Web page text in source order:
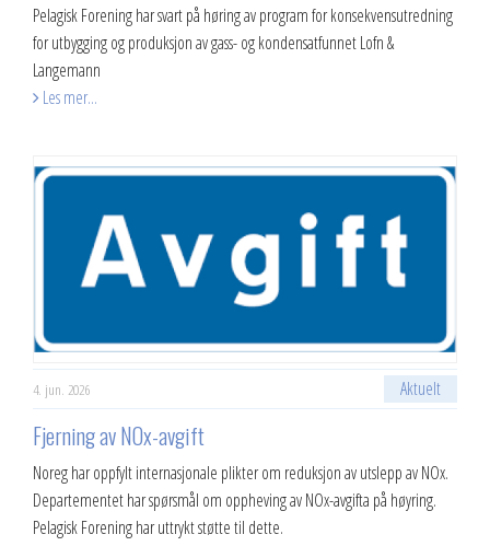
Pelagisk Forening har svart på høring av program for konsekvensutredning
for utbygging og produksjon av gass- og kondensatfunnet Lofn &
Langemann
Les mer...
4. jun. 2026 Aktuelt
Fjerning av NOx-avgift
Noreg har oppfylt internasjonale plikter om reduksjon av utslepp av NOx.
Departementet har spørsmål om oppheving av NOx-avgifta på høyring.
Pelagisk Forening har uttrykt støtte til dette.